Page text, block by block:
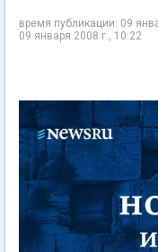
время публикации: 09
09 января 2008 г., 10:22